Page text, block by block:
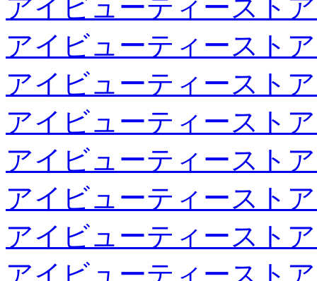
アイビューティースト
アイビューティースト
アイビューティースト
アイビューティースト
アイビューティースト
アイビューティースト
アイビューティースト
アイビューティースト